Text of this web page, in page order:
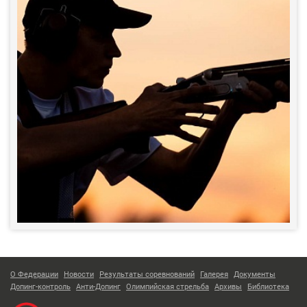
О Федерации Новости Результаты соревнований Галерея Документы
Допинг-контроль Анти-Допинг Олимпийская стрельба Архивы Библиотека